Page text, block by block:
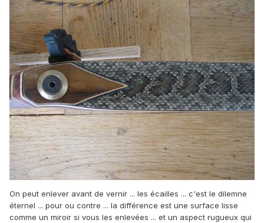
On peut enlever avant de vernir ... les écailles ... c'est le dilemne
éternel ... pour ou contre ... la différence est une surface lisse
comme un miroir si vous les enlevées ... et un aspect rugueux qui